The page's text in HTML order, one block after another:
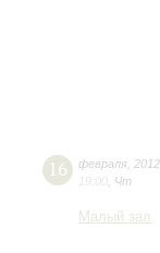
16 февраля 2012
19:00 Чт
Малый зал